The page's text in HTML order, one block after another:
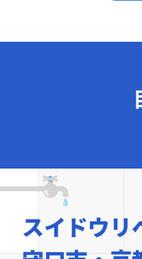
スイドウリ